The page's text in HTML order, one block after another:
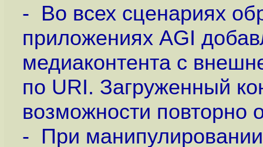
- Во всех сценариях
приложениях AGI
медиаконтента с
по URI. Загруженный
возможности повторно
- При